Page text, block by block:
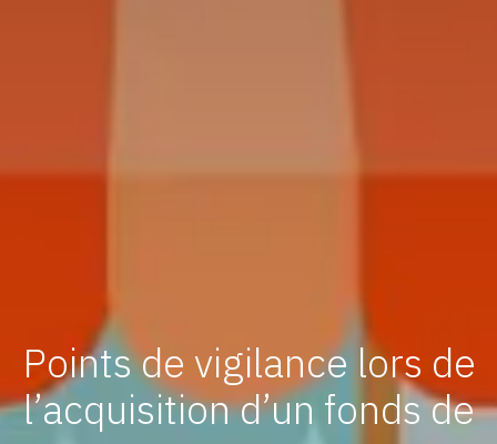
Points de vigilance lors de
l’acquisition d’un fonds de